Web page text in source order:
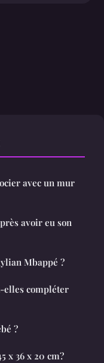
avec un mur
avoir eu son
Mbappé ?
elles compléter
?
x 36 x 20 cm?